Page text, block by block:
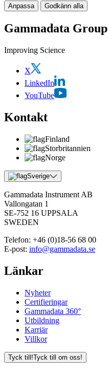
Anpassa Godkänn alla
Gammadata Group
Improving Science
X
LinkedIn
YouTube
Kontakt
Finland
Storbritannien
Norge
Sverige
Gammadata Instrument AB
Vallongatan 1
SE-752 16 UPPSALA
SWEDEN
Telefon: +46 (0)18-56 68 00
E-post: info@gammadata.se
Länkar
Nyheter
Certifieringar
Gammadata 360°
Utbildning
Karriär
Villkor
Tyck till!Tyck till om oss!